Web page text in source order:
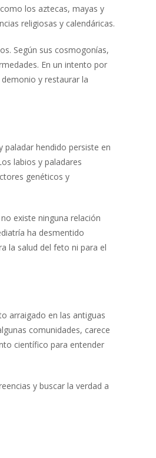
los aztecas, mayas y
religiosas y calendáricas.
Según sus cosmogonías,
En un intento por
y restaurar la
paladar hendido persiste en
labios y paladares
genéticos y
existe ninguna relación
ha desmentido
la salud del feto ni para el
arraigado en las antiguas
comunidades, carece
científico para entender
y buscar la verdad a